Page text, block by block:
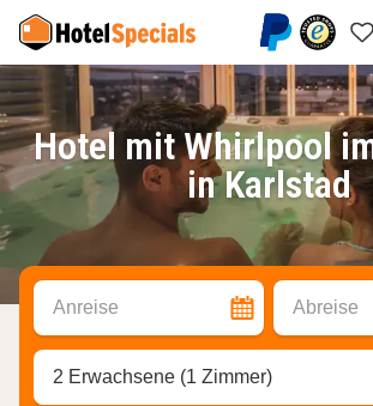
Hotel mit Whirlpool
in Karlstad
Anreise Abreise
2 Erwachsene (1 Zimmer)